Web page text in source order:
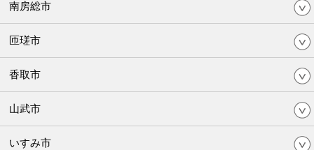
南房総市
匝瑳市
香取市
山武市
いすみ市